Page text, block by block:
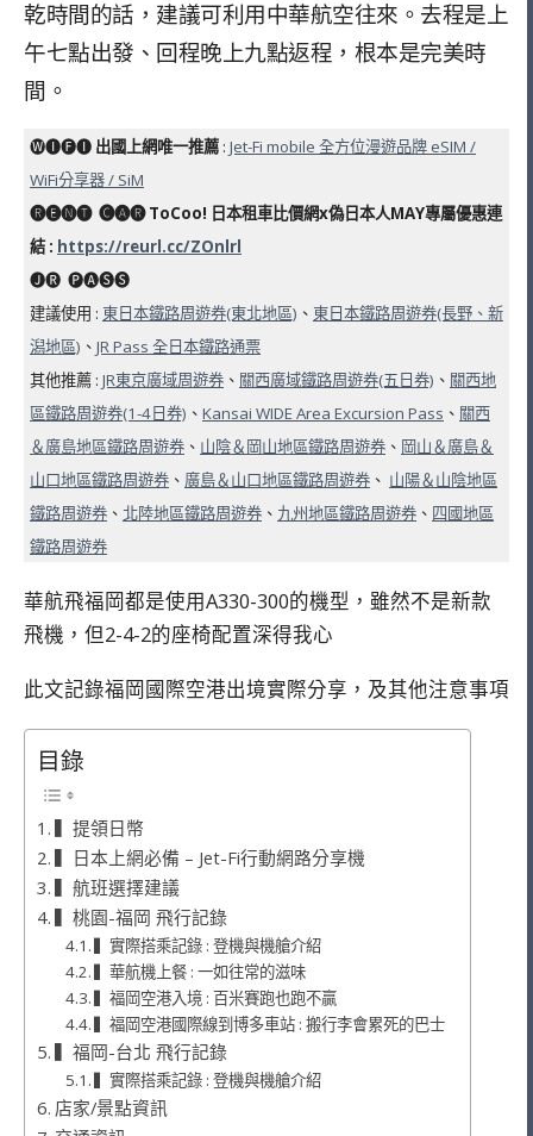
乾時間的話，建議可利用中華航空往來。去程是上
午七點出發、回程晚上九點返程，根本是完美時
間。
🅦🅘🅕🅘 出國上網唯一推薦 : Jet-Fi mobile 全方位漫遊品牌 eSIM /
WiFi分享器 / SiM
🅡🅔🅝🅣 ​ 🅒🅐🅡 ToCoo! 日本租車比價網x偽日本人MAY專屬優惠連
結: https://reurl.cc/ZOnlrl
🅙🅡 ​ 🅟🅐🅢🅢
建議使用 : 東日本鐵路周遊券(東北地區) 、 東日本鐵路周遊券(長野、新
潟地區) 、 JR Pass 全日本鐵路通票
其他推薦 : JR東京廣域周遊券 、 關西廣域鐵路周遊券(五日券) 、 關西地
區鐵路周遊券(1-4日券) 、 Kansai WIDE Area Excursion Pass 、 關西
＆廣島地區鐵路周遊券 、 山陰＆岡山地區鐵路周遊券 、 岡山＆廣島＆
山口地區鐵路周遊券 、 廣島＆山口地區鐵路周遊券 、 山陽＆山陰地區
鐵路周遊券 、 北陸地區鐵路周遊券 、 九州地區鐵路周遊券 、 四國地區
鐵路周遊券
華航飛福岡都是使用A330-300的機型，雖然不是新款
飛機，但2-4-2的座椅配置深得我心
此文記錄福岡國際空港出境實際分享，及其他注意事項
目錄
▍提領日幣
▍日本上網必備 – Jet-Fi行動網路分享機
▍航班選擇建議
▍桃園-福岡 飛行記錄
▍實際搭乘記錄 : 登機與機艙介紹
▍華航機上餐 : 一如往常的滋味
▍福岡空港入境 : 百米賽跑也跑不贏
▍福岡空港國際線到博多車站 : 搬行李會累死的巴士
▍福岡-台北 飛行記錄
▍實際搭乘記錄 : 登機與機艙介紹
店家/景點資訊